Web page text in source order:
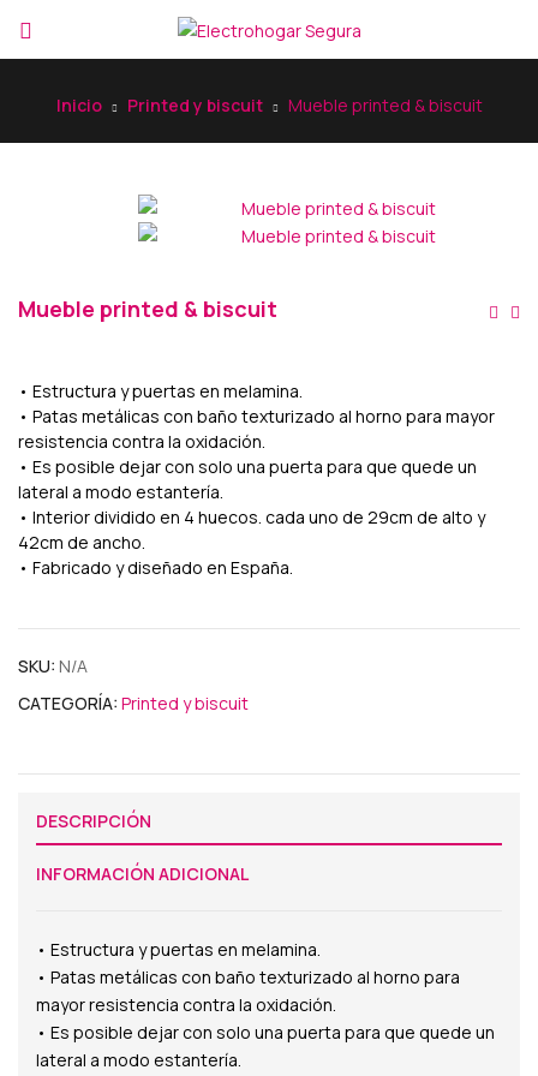
Inicio Printed y biscuit Mueble printed & biscuit
Mueble printed & biscuit
• Estructura y puertas en melamina.
• Patas metálicas con baño texturizado al horno para mayor
resistencia contra la oxidación.
• Es posible dejar con solo una puerta para que quede un
lateral a modo estantería.
• Interior dividido en 4 huecos. cada uno de 29cm de alto y
42cm de ancho.
• Fabricado y diseñado en España.
SKU: N/A
CATEGORÍA: Printed y biscuit
DESCRIPCIÓN
INFORMACIÓN ADICIONAL
• Estructura y puertas en melamina.
• Patas metálicas con baño texturizado al horno para
mayor resistencia contra la oxidación.
• Es posible dejar con solo una puerta para que quede un
lateral a modo estantería.